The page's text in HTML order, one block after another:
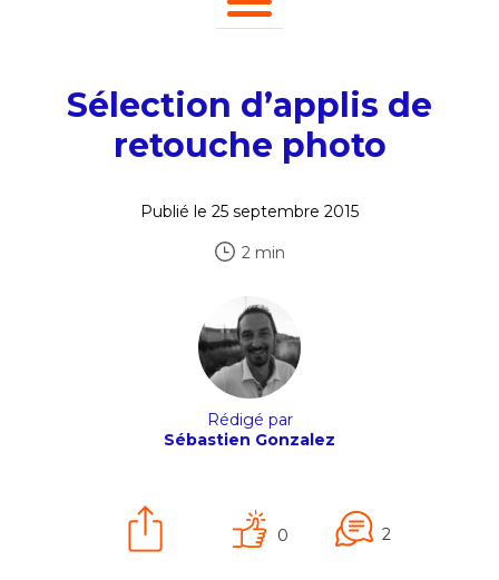
Sélection d’applis de
retouche photo
Publié le 25 septembre 2015
2 min
Rédigé par
Sébastien Gonzalez
0 2